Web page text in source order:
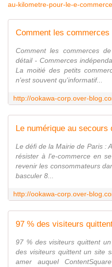
au-kilometre-pour-le-e-
Comment les commerces
détail - Commerces
La moitié des petits
n'est souvent qu'informatif...
Le défi de la Mairie de Paris :
résister à l'e-commerce en
revenir les consommateurs
basculer 8...
97 % des visiteurs quittent
des visiteurs quittent un site
amer auquel